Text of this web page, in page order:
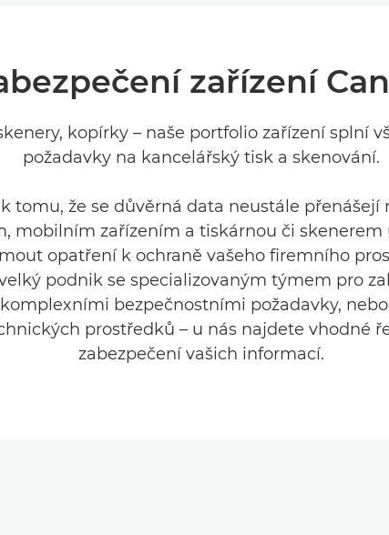
zařízení
kopírky – naše portfolio zařízení splní
požadavky na kancelářský tisk a skenování.
tomu, že se důvěrná data neustále přenášejí
mobilním zařízením a tiskárnou či skenerem
opatření k ochraně vašeho firemního
podnik se specializovaným týmem pro
bezpečnostními požadavky,
prostředků – u nás najdete vhodné
zabezpečení vašich informací.